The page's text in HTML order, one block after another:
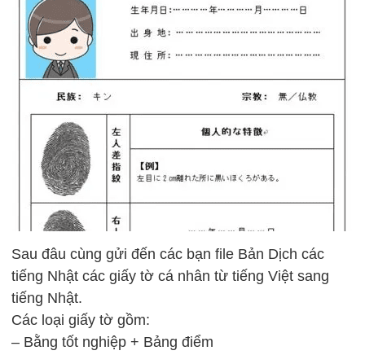
Sau đâu cùng gửi đến các bạn file Bản Dịch các
tiếng Nhật các giấy tờ cá nhân từ tiếng Việt sang
tiếng Nhật.
Các loại giấy tờ gồm:
– Bằng tốt nghiệp + Bảng điểm